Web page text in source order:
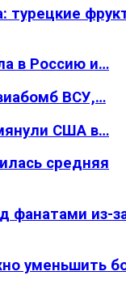
турецкие
в Россию и…
ВСУ,…
США в…
средняя
фанатами из-
уменьшить